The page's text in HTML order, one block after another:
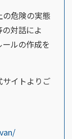
危険の実態
対話によ
ルの作成を
イトよりご